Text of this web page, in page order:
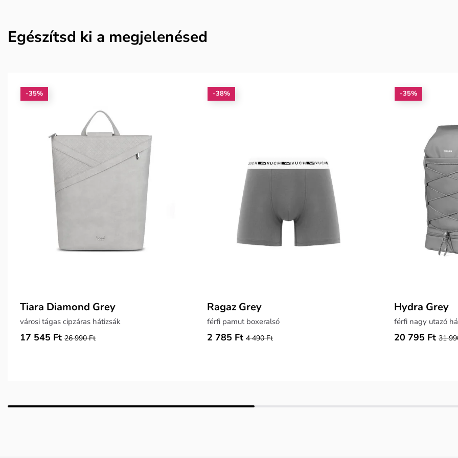
Egészítsd ki a megjelenésed
-35%
Tiara Diamond Grey
városi tágas cipzáras hátizsák
17 545 Ft 26 990 Ft
-38%
Ragaz Grey
férfi pamut boxeralsó
2 785 Ft 4 490 Ft
-35%
Hydra Grey
férfi nagy utazó
20 795 Ft 31